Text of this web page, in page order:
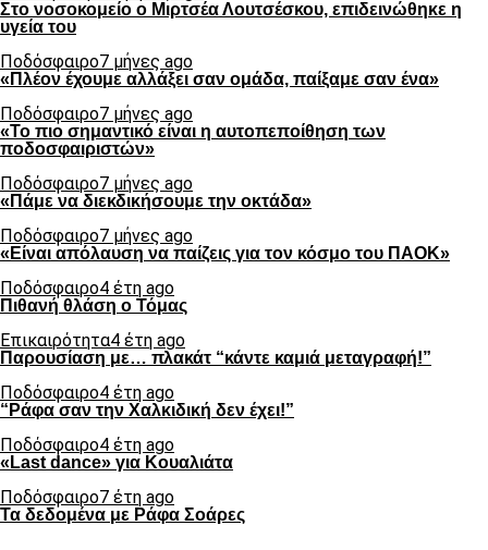
Στο νοσοκομείο ο Μιρτσέα Λουτσέσκου, επιδεινώθηκε η
υγεία του
Ποδόσφαιρο7 μήνες ago
«Πλέον έχουμε αλλάξει σαν ομάδα, παίξαμε σαν ένα»
Ποδόσφαιρο7 μήνες ago
«Το πιο σημαντικό είναι η αυτοπεποίθηση των
ποδοσφαιριστών»
Ποδόσφαιρο7 μήνες ago
«Πάμε να διεκδικήσουμε την οκτάδα»
Ποδόσφαιρο7 μήνες ago
«Είναι απόλαυση να παίζεις για τον κόσμο του ΠΑΟΚ»
Ποδόσφαιρο4 έτη ago
Πιθανή θλάση ο Τόμας
Επικαιρότητα4 έτη ago
Παρουσίαση με… πλακάτ “κάντε καμιά μεταγραφή!”
Ποδόσφαιρο4 έτη ago
“Ράφα σαν την Χαλκιδική δεν έχει!”
Ποδόσφαιρο4 έτη ago
«Last dance» για Κουαλιάτα
Ποδόσφαιρο7 έτη ago
Τα δεδομένα με Ράφα Σοάρες